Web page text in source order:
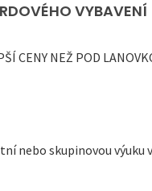
VYBAVENÍ
CENY NEŽ POD
nebo skupinovou